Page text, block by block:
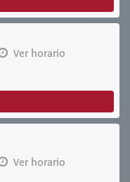
Ver horario
Ver horario